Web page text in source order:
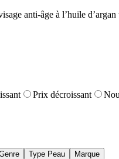
anti-âge à l’huile d’argan
Prix décroissant
Type Peau Marque